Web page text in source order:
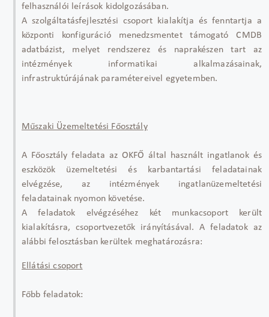
felhasználói leírások kidolgozásában.
A szolgáltatásfejlesztési csoport kialakítja és fenntartja a
központi konfiguráció menedzsmentet támogató CMDB
adatbázist, melyet rendszerez és naprakészen tart az
intézmények informatikai alkalmazásainak,
infrastruktúrájának paramétereivel egyetemben.
Műszaki Üzemeltetési Főosztály
A Főosztály feladata az OKFŐ által használt ingatlanok és
eszközök üzemeltetési és karbantartási feladatainak
elvégzése, az intézmények ingatlanüzemeltetési
feladatainak nyomon követése.
A feladatok elvégzéséhez két munkacsoport került
kialakításra, csoportvezetők irányításával. A feladatok az
alábbi felosztásban kerültek meghatározásra:
Ellátási csoport
Főbb feladatok: